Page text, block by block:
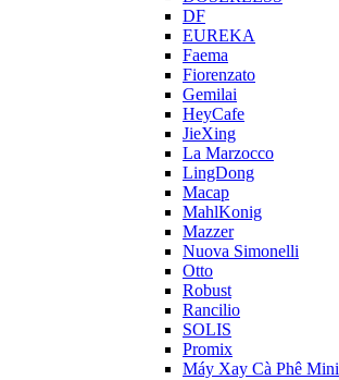
DF
EUREKA
Faema
Fiorenzato
Gemilai
HeyCafe
JieXing
La Marzocco
LingDong
Macap
MahlKonig
Mazzer
Nuova Simonelli
Otto
Robust
Rancilio
SOLIS
Promix
Máy Xay Cà Phê Mini